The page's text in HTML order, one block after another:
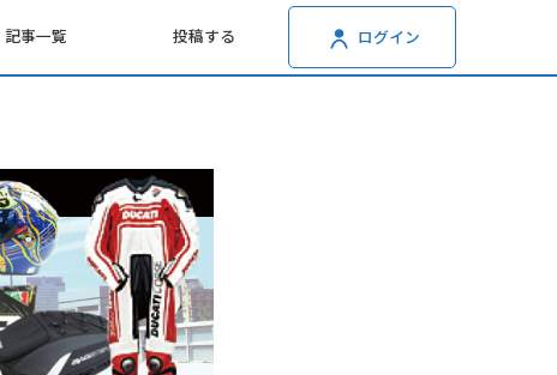
記事一覧 投稿する ログイン